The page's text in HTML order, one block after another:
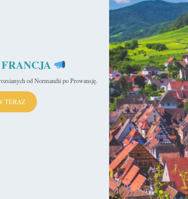
od Normandii po Prowansję.
TERAZ